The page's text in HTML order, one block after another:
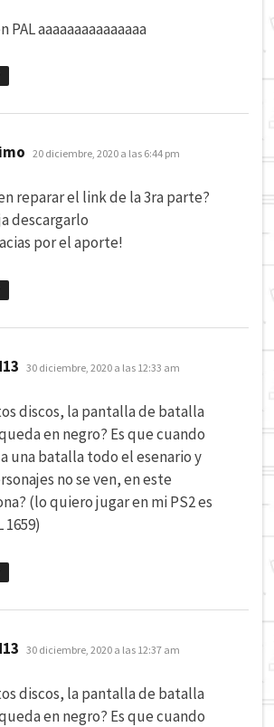
PAL aaaaaaaaaaaaaaa
dice:
20 diciembre, 2020 a las 6:44 pm
reparar el link de la 3ra parte?
descargarlo
por el aporte!
dice:
30 diciembre, 2020 a las 12:33 am
discos, la pantalla de batalla
en negro? Es que cuando
una batalla todo el esenario y
no se ven, en este
(lo quiero jugar en mi PS2 es
1659)
dice:
30 diciembre, 2020 a las 12:37 am
discos, la pantalla de batalla
en negro? Es que cuando